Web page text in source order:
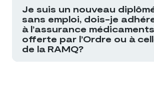
Je suis un nouveau
sans emploi, dois-je
à l’assurance médicaments
offerte par l’Ordre ou à
de la RAMQ?